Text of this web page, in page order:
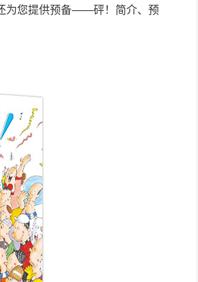
为您提供预备——砰！简介、预